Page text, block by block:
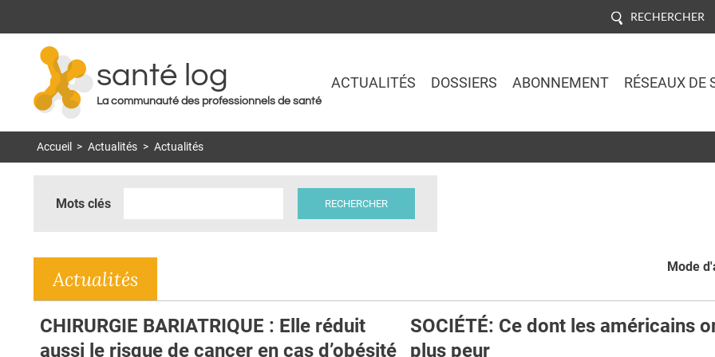
RECHERCHER
santé log
La communauté des professionnels de santé
ACTUALITÉS DOSSIERS ABONNEMENT RÉSEAUX DE
Accueil > Actualités > Actualités
Mots clés
Mode
Actualités
CHIRURGIE BARIATRIQUE : Elle réduit
aussi le risque de cancer en cas d’obésité
SOCIÉTÉ: Ce dont les américains
plus peur